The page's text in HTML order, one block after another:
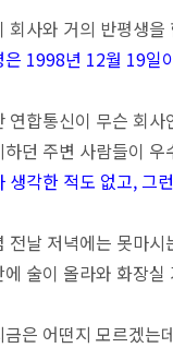
회사와 거의 반평생
은 1998년 12월 19일
연합통신이 무슨 회
하던 주변 사람들이
생각한 적도 없고, 그
전날 저녁에는 못마
에 술이 올라와 화장
금은 어떤지 모르겠는